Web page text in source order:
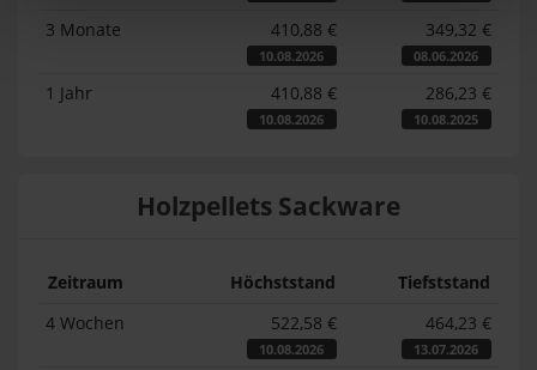
3 Monate 410,88 €
10.08.2026
349,32 €
08.06.2026
1 Jahr 410,88 €
10.08.2026
286,23 €
10.08.2025
Holzpellets Sackware
Zeitraum Höchststand
Tiefststand
4 Wochen
522,58 €
10.08.2026
464,23 €
13.07.2026